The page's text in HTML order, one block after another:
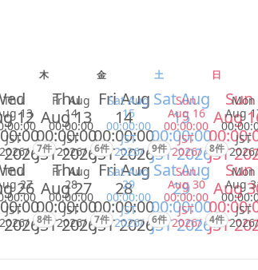
木 金 土 日
12
2026
Thu
13
JST
Thu
Aug 13
00:00:00
JST 2026
7件
Fri Aug
14
00:00:00
JST
2026/
Fri Aug
14
00:00:00
JST 2026
6件
Sat Aug
15
00:00:00
JST
2026/
Sat Aug
15
00:00:00
JST 2026
9件
Sun
Aug 16
00:00:00
JST
2026/
Sun
Aug
JST
8件
Mon
Aug
JST
2026/
26
2026
Thu
27
JST
Thu
Aug 27
00:00:00
JST 2026
8件
Fri Aug
28
00:00:00
JST
2026/
Fri Aug
28
00:00:00
JST 2026
7件
Sat Aug
29
00:00:00
JST
2026/
Sat Aug
29
00:00:00
JST 2026
6件
Sun
Aug 30
00:00:00
JST
2026/
Sun
Aug
JST
4件
Mon
Aug
JST
2026/